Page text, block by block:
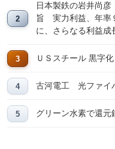
日本製鉄の岩井尚
旨 実力利益、年率
に、さらなる利益成
ＵＳスチール 黒字
古河電工 光ファイ
グリーン水素で還